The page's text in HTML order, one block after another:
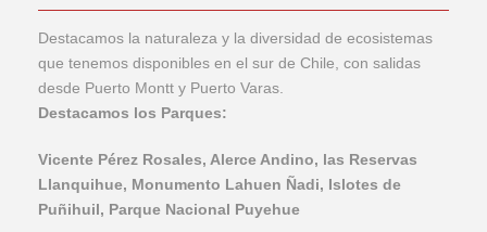
Destacamos la naturaleza y la diversidad de ecosistemas
que tenemos disponibles en el sur de Chile, con salidas
desde Puerto Montt y Puerto Varas.
Destacamos los Parques:
Vicente Pérez Rosales, Alerce Andino, las Reservas
Llanquihue, Monumento Lahuen Ñadi, Islotes de
Puñihuil, Parque Nacional Puyehue